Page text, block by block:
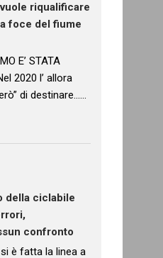
riqualificare
foce del fiume
E’ STATA
2020 l’ allora
di destinare……
della ciclabile
confronto
è fatta la linea a